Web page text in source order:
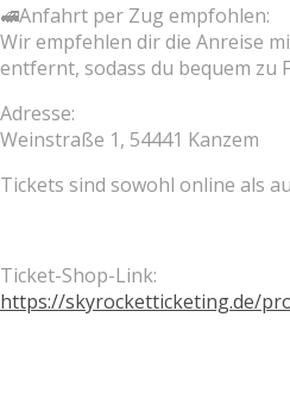
🚅Anfahrt per Zug empfohlen:
Wir empfehlen dir die Anreise
entfernt, sodass du bequem zu
Adresse:
Weinstraße 1, 54441 Kanzem
Tickets sind sowohl online als
Ticket-Shop-Link:
https://skyrocketticketing.de/